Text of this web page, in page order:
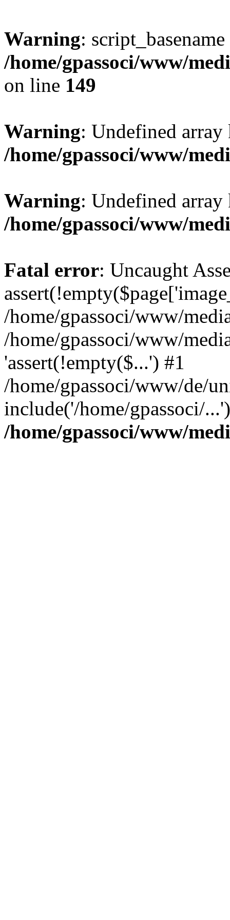
Warning:
/home/gpassoci/www/
on line 149
Warning: Undefined
/home/gpassoci/www/
Warning: Undefined
/home/gpassoci/www/
Fatal error: Uncaught
/home/gpassoci/www/
/home/gpassoci/www/
'assert(!empty($...') #1
/home/gpassoci/www/de/
include('/home/gpassoci/
/home/gpassoci/www/